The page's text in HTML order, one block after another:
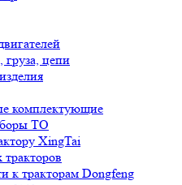
цепи
комплектующие
ТО
XingTai
к тракторам Dongfeng